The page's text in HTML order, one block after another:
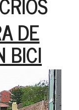
DE
BICI